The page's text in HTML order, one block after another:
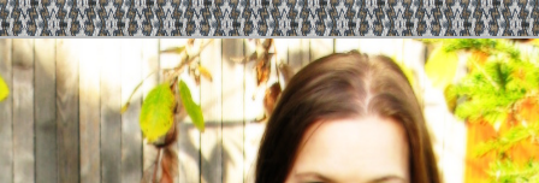
čo sa k tomu vzťahuje